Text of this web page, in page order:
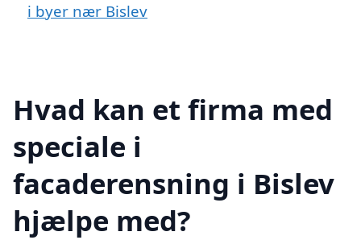
i byer nær Bislev
Hvad kan et firma med
speciale i
facaderensning i Bislev
hjælpe med?